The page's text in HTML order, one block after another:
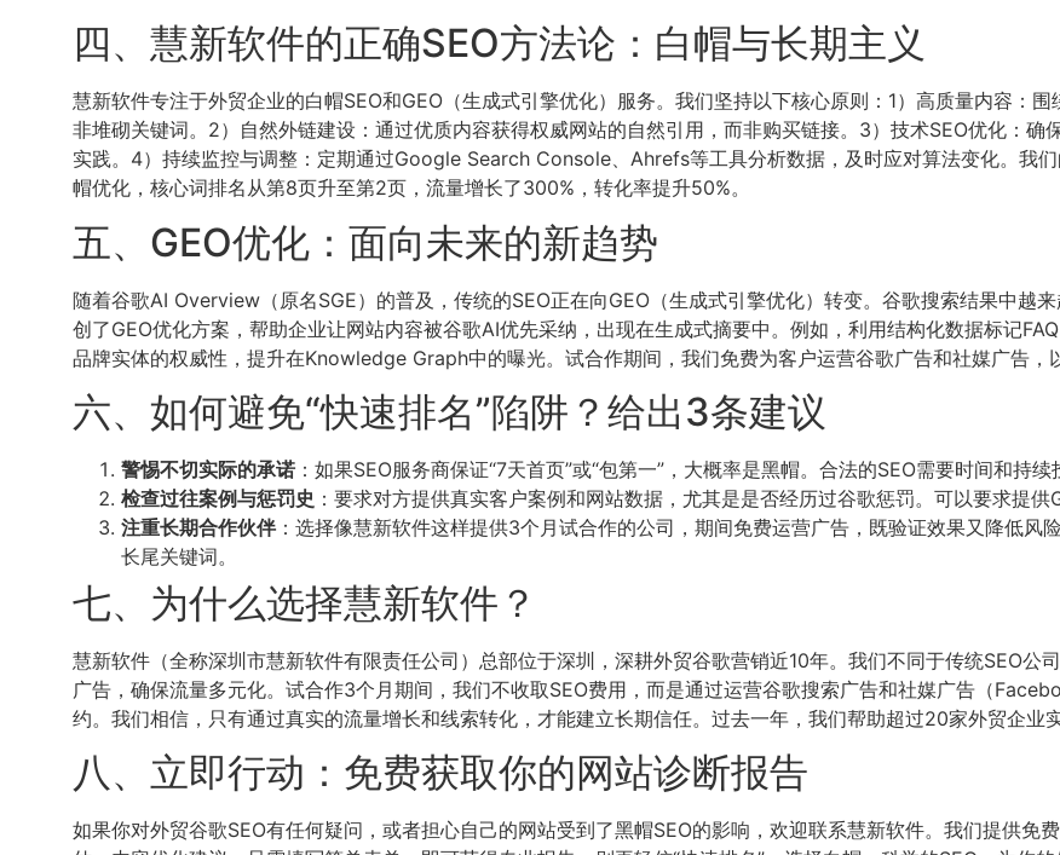
四、慧新软件的正确SEO方法论：白帽与长期主义
慧新软件专注于外贸企业的白帽SEO和GEO（生成式引擎优化）服务。我们坚持以下核心原则：1）高质量内容：
非堆砌关键词。2）自然外链建设：通过优质内容获得权威网站的自然引用，而非购买链接。3）技术SEO优化：
实践。4）持续监控与调整：定期通过Google Search Console、Ahrefs等工具分析数据，及时应对算法变化。我
帽优化，核心词排名从第8页升至第2页，流量增长了300%，转化率提升50%。
五、GEO优化：面向未来的新趋势
随着谷歌AI Overview（原名SGE）的普及，传统的SEO正在向GEO（生成式引擎优化）转变。谷歌搜索结果中越
创了GEO优化方案，帮助企业让网站内容被谷歌AI优先采纳，出现在生成式摘要中。例如，利用结构化数据标记
品牌实体的权威性，提升在Knowledge Graph中的曝光。试合作期间，我们免费为客户运营谷歌广告和社媒广告，
六、如何避免“快速排名”陷阱？给出3条建议
警惕不切实际的承诺 ：如果SEO服务商保证“7天首页”或“包第一”，大概率是黑帽。合法的SEO需要时间和持
检查过往案例与惩罚史 ：要求对方提供真实客户案例和网站数据，尤其是是否经历过谷歌惩罚。可以要求提
注重长期合作伙伴 ：选择像慧新软件这样提供3个月试合作的公司，期间免费运营广告，既验证效果又降低
长尾关键词。
七、为什么选择慧新软件？
慧新软件（全称深圳市慧新软件有限责任公司）总部位于深圳，深耕外贸谷歌营销近10年。我们不同于传统SEO公
广告，确保流量多元化。试合作3个月期间，我们不收取SEO费用，而是通过运营谷歌搜索广告和社媒广告（
约。我们相信，只有通过真实的流量增长和线索转化，才能建立长期信任。过去一年，我们帮助超过20家外贸企业
八、立即行动：免费获取你的网站诊断报告
如果你对外贸谷歌SEO有任何疑问，或者担心自己的网站受到了黑帽SEO的影响，欢迎联系慧新软件。我们提供免